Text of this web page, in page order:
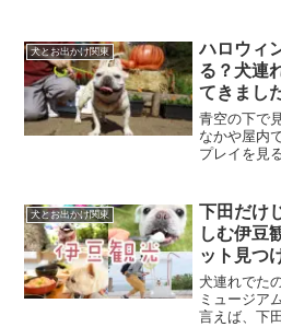
ンションタ
事、２Fに
犬とお出かけ関東
ハロウィ
る？犬連
てきまし
青空の下で
なかや屋内
プレイを見
なびいて、
で統一。カ
犬とお出かけ関東
下田だけ
しむ伊豆
ット見つ
犬連れでた
ミュージア
言えば、下